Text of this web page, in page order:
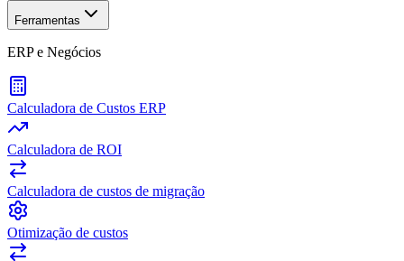
Ferramentas
ERP e Negócios
Calculadora de Custos ERP
Calculadora de ROI
Calculadora de custos de migração
Otimização de custos